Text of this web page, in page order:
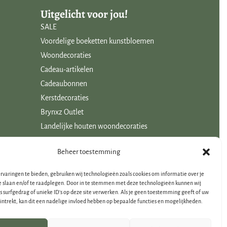
Beheer toestemming
te bieden, gebruiken wij technologieën zoals cookies om informatie over je
slaan en/of te raadplegen. Door in te stemmen met deze technologieën kunnen wij
surfgedrag of unieke ID's op deze site verwerken. Als je geen toestemming geeft of uw
kan dit een nadelige invloed hebben op bepaalde functies en mogelijkheden.
Uitgelicht voor jou!
SALE
Voordelige boeketten kunstbloemen
Woondecoraties
Cadeau-artikelen
Cadeaubonnen
Kerstdecoraties
Brynxz Outlet
Landelijke houten woondecoraties